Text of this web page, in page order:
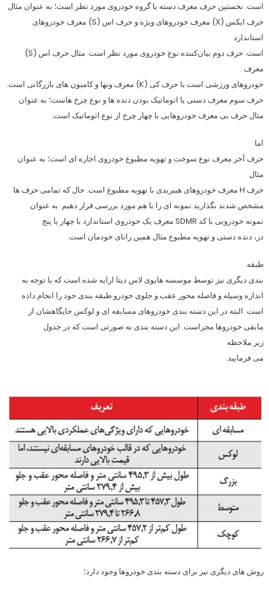
است. نخستین حرف معرف دسته یا گروه خودروی مورد نظر است؛ به عنوان مثال
حرف ایکس (X) معرف خودروهای ویژه و حرف اس (S) معرف خودروهای
استاندارد
است. حرف دوم بیان‌کننده نوع خودروی مورد نظر است. مثال حرف اس (S)
معرف
خودروهای ورزشی است یا حرف کی (K) معرف ونها و کامیون های بازرگانی است.
حرف سوم معرف دستی یا اتوماتیک بودن دنده ها و نوع چرخ هاست؛ به عنوان
مثال حرف بی معرف خودروهایی با چهار چرخ از نوع اتوماتیک است.
اما
حرف آخر معرف نوع سوخت و تهویه مطبوع خودروی اجاره ای است؛ به عنوان
مثال
حرف H معرف خودروهای هیبریدی با تهویه مطبوع است. حال که تمامی حرف ها
مشخص شدند بگذارید نمونه ای را با هم مورد بررسی قرار دهیم. به عنوان
نمونه خودرویی با کد SDMR معرف یک خودروی استاندارد با چهار یا پنج
در، دنده دستی و تهویه مطبوع مثال همین رانای خودمان است.
طبقه
بندی دیگری نیز توسط موسسه هایوی لاس دیتا ارایه شده است که با توجه به
اندازه وسیله و فاصله محور عقب و جلوی خودرو طبقه بندی خود را انجام داده
است. البته در این دسته بندی خودروهای مسابقه ای و لوکس جایگاهشان از
مابقی خودروها مجزاست. این دسته بندی به صورتی است که در جدول
زیر ملاحظه
می فرمایید.
روش های دیگری نیز برای دسته بندی خودروها وجود دارد؛